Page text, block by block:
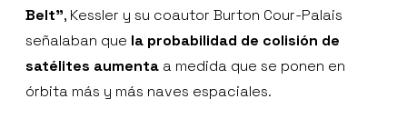
Belt”, Kessler y su coautor Burton Cour-Palais
señalaban que la probabilidad de colisión de
satélites aumenta a medida que se ponen en
órbita más y más naves espaciales.